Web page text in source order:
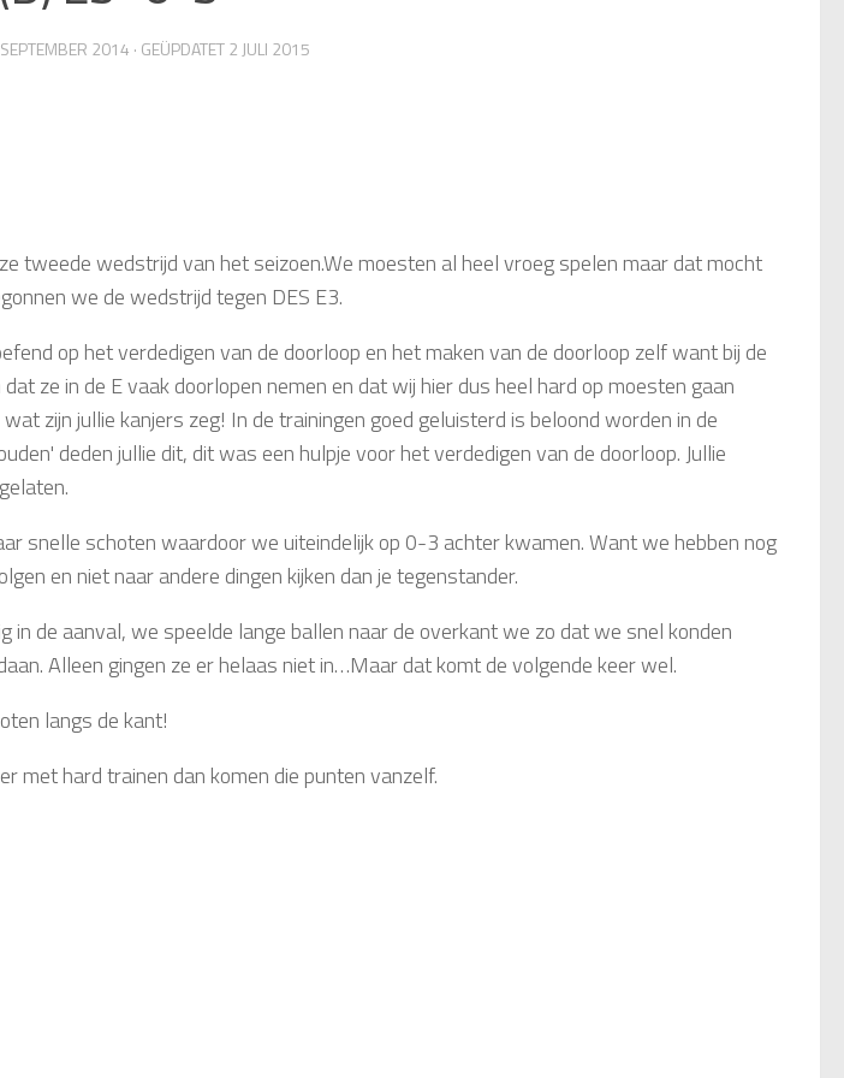
2014 · GEÜPDATET2 JULI 2015
tweede wedstrijd van het seizoen.We moesten al heel vroeg spelen maar dat mocht
we de wedstrijd tegen DES E3.
op het verdedigen van de doorloop en het maken van de doorloop zelf want bij de
ze in de E vaak doorlopen nemen en dat wij hier dus heel hard op moesten gaan
zijn jullie kanjers zeg! In de trainingen goed geluisterd is beloond worden in de
deden jullie dit, dit was een hulpje voor het verdedigen van de doorloop. Jullie
snelle schoten waardoor we uiteindelijk op 0-3 achter kwamen. Want we hebben nog
en niet naar andere dingen kijken dan je tegenstander.
in de aanval, we speelde lange ballen naar de overkant we zo dat we snel konden
Alleen gingen ze er helaas niet in…Maar dat komt de volgende keer wel.
langs de kant!
met hard trainen dan komen die punten vanzelf.